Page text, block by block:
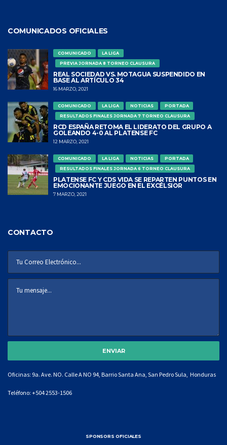
COMUNICADOS OFICIALES
COMUNICADO
LA LIGA
PREVIA JORNADA 8 TORNEO CLAUSURA
REAL SOCIEDAD VS. MOTAGUA SUSPENDIDO EN
BASE AL ARTÍCULO 34
16 MARZO, 2021
COMUNICADO LA LIGA NOTICIAS
PORTADA
RESULTADOS FINALES JORNADA 7 TORNEO CLAUSURA
RCD ESPAÑA RETOMA EL LIDERATO DEL GRUPO A
GOLEANDO 4-0 AL PLATENSE FC
12 MARZO, 2021
COMUNICADO LA LIGA NOTICIAS
PORTADA
RESULTADOS FINALES JORNADA 6 TORNEO CLAUSURA
PLATENSE FC Y CDS VIDA SE REPARTEN PUNTOS EN
EMOCIONANTE JUEGO EN EL EXCÉLSIOR
7 MARZO, 2021
CONTACTO
Oficinas: 9a. Ave. NO. Calle A NO 94, Barrio Santa Ana, San Pedro Sula, Honduras
Teléfono: +504 2553-1506
SPONSORS OFICIALES